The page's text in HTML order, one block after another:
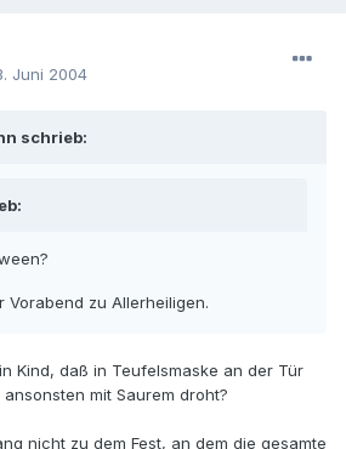
Juni 2004
schrieb:
Vorabend zu Allerheiligen.
Kind, daß in Teufelsmaske an der Tür
mit Saurem droht?
nicht zu dem Fest, an dem die gesamte